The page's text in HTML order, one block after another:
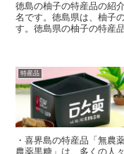
徳島の柚子の特産品の紹
名です。徳島県は、柚子
す。徳島県の柚子の特産
特産品
・喜界島の特産品「無農
農薬黒糖」は、多くの人